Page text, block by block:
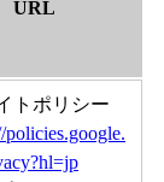
URL
トポリシー
policies.google.